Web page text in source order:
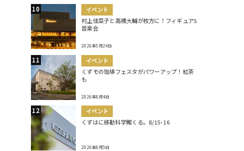
イベント
村上佳菜子と高橋大輔が枚方に！フィギュアS
音楽会
2026年5月24日
イベント
くずモの珈琲フェスタがパワーアップ！紅茶
も
2026年8月4日
イベント
くずはに移動科学館くる。8/15･16
2026年8月5日